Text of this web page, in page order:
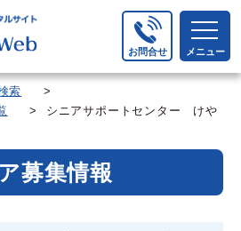
お問合せ メニュー
索
>
> シニアサポートセンター けや
募集情報